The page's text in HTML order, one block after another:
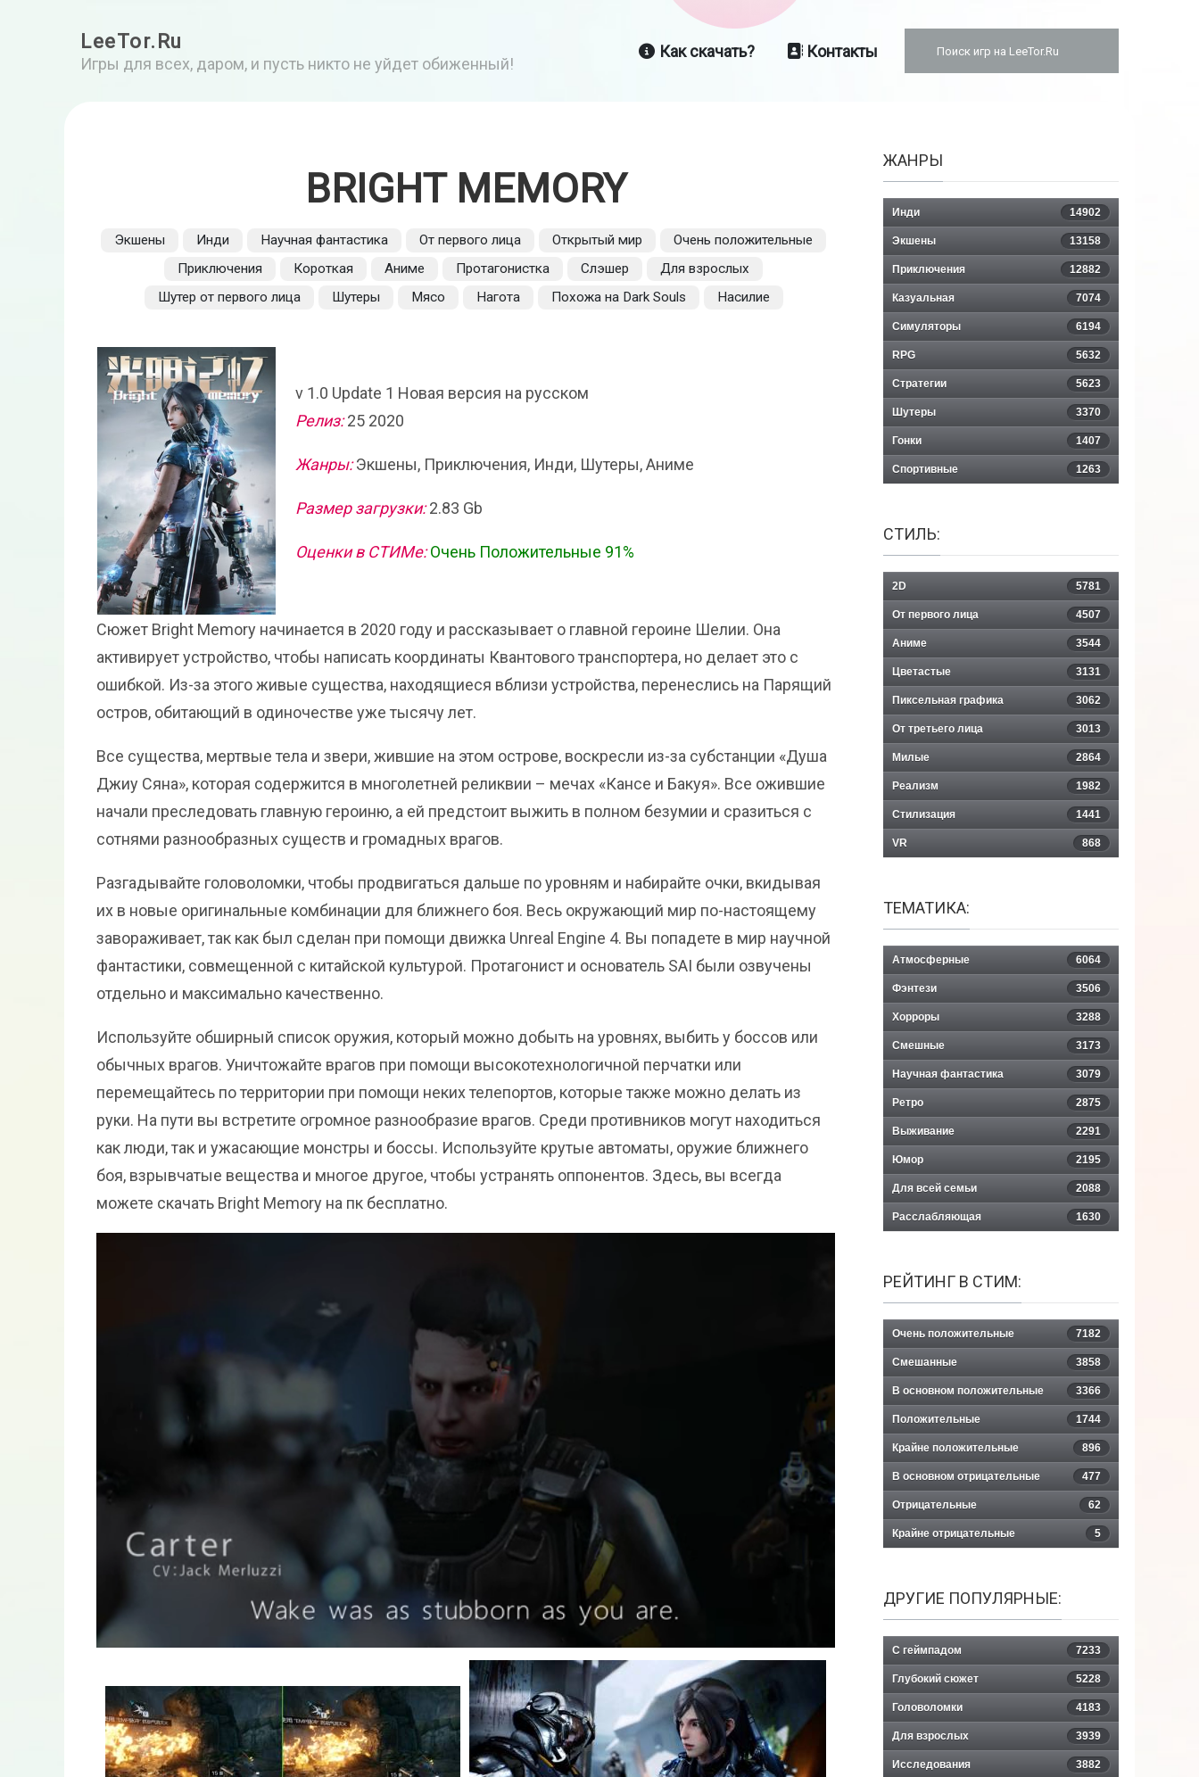
LeeTor.Ru
Игры для всех, даром, и пусть никто не уйдет обиженный!
Как скачать? Контакты
BRIGHT MEMORY
Экшены Инди Научная фантастика От первого лица Открытый мир
Очень положительные
Приключения
Короткая Аниме Протагонистка Слэшер
Для взрослых
Шутер от первого лица
Шутеры Мясо Нагота Похожа на Dark Souls Насилие
v 1.0 Update 1 Новая версия на русском
Релиз:25 2020
Жанры:Экшены, Приключения, Инди, Шутеры, Аниме
Размер загрузки:2.83 Gb
Оценки в СТИМе: Очень Положительные 91%
Сюжет Bright Memory начинается в 2020 году и рассказывает о главной героине Шелии. Она
активирует устройство, чтобы написать координаты Квантового транспортера, но делает это с
ошибкой. Из-за этого живые существа, находящиеся вблизи устройства, перенеслись на Парящий
остров, обитающий в одиночестве уже тысячу лет.
Все существа, мертвые тела и звери, жившие на этом острове, воскресли из-за субстанции «Душа
Джиу Сяна», которая содержится в многолетней реликвии – мечах «Кансе и Бакуя». Все ожившие
начали преследовать главную героиню, а ей предстоит выжить в полном безумии и сразиться с
сотнями разнообразных существ и громадных врагов.
Разгадывайте головоломки, чтобы продвигаться дальше по уровням и набирайте очки, вкидывая
их в новые оригинальные комбинации для ближнего боя. Весь окружающий мир по-настоящему
завораживает, так как был сделан при помощи движка Unreal Engine 4. Вы попадете в мир научной
фантастики, совмещенной с китайской культурой. Протагонист и основатель SAI были озвучены
отдельно и максимально качественно.
Используйте обширный список оружия, который можно добыть на уровнях, выбить у боссов или
обычных врагов. Уничтожайте врагов при помощи высокотехнологичной перчатки или
перемещайтесь по территории при помощи неких телепортов, которые также можно делать из
руки. На пути вы встретите огромное разнообразие врагов. Среди противников могут находиться
как люди, так и ужасающие монстры и боссы. Используйте крутые автоматы, оружие ближнего
боя, взрывчатые вещества и многое другое, чтобы устранять оппонентов. Здесь, вы всегда
можете скачать Bright Memory на пк бесплатно.
ЖАНРЫ
Инди 14902
Экшены 13158
Приключения 12882
Казуальная 7074
Симуляторы 6194
RPG 5632
Стратегии 5623
Шутеры 3370
Гонки 1407
Спортивные 1263
СТИЛЬ:
2D 5781
От первого лица 4507
Аниме 3544
Цветастые 3131
Пиксельная графика 3062
От третьего лица 3013
Милые 2864
Реализм 1982
Стилизация 1441
VR 868
ТЕМАТИКА:
Атмосферные 6064
Фэнтези 3506
Хорроры 3288
Смешные 3173
Научная фантастика 3079
Ретро 2875
Выживание 2291
Юмор 2195
Для всей семьи 2088
Расслабляющая 1630
РЕЙТИНГ В СТИМ:
Очень положительные 7182
Смешанные 3858
В основном положительные 3366
Положительные 1744
Крайне положительные 896
В основном отрицательные 477
Отрицательные 62
Крайне отрицательные 5
ДРУГИЕ ПОПУЛЯРНЫЕ:
С геймпадом 7233
Глубокий сюжет 5228
Головоломки 4183
Для взрослых 3939
Исследования 3882